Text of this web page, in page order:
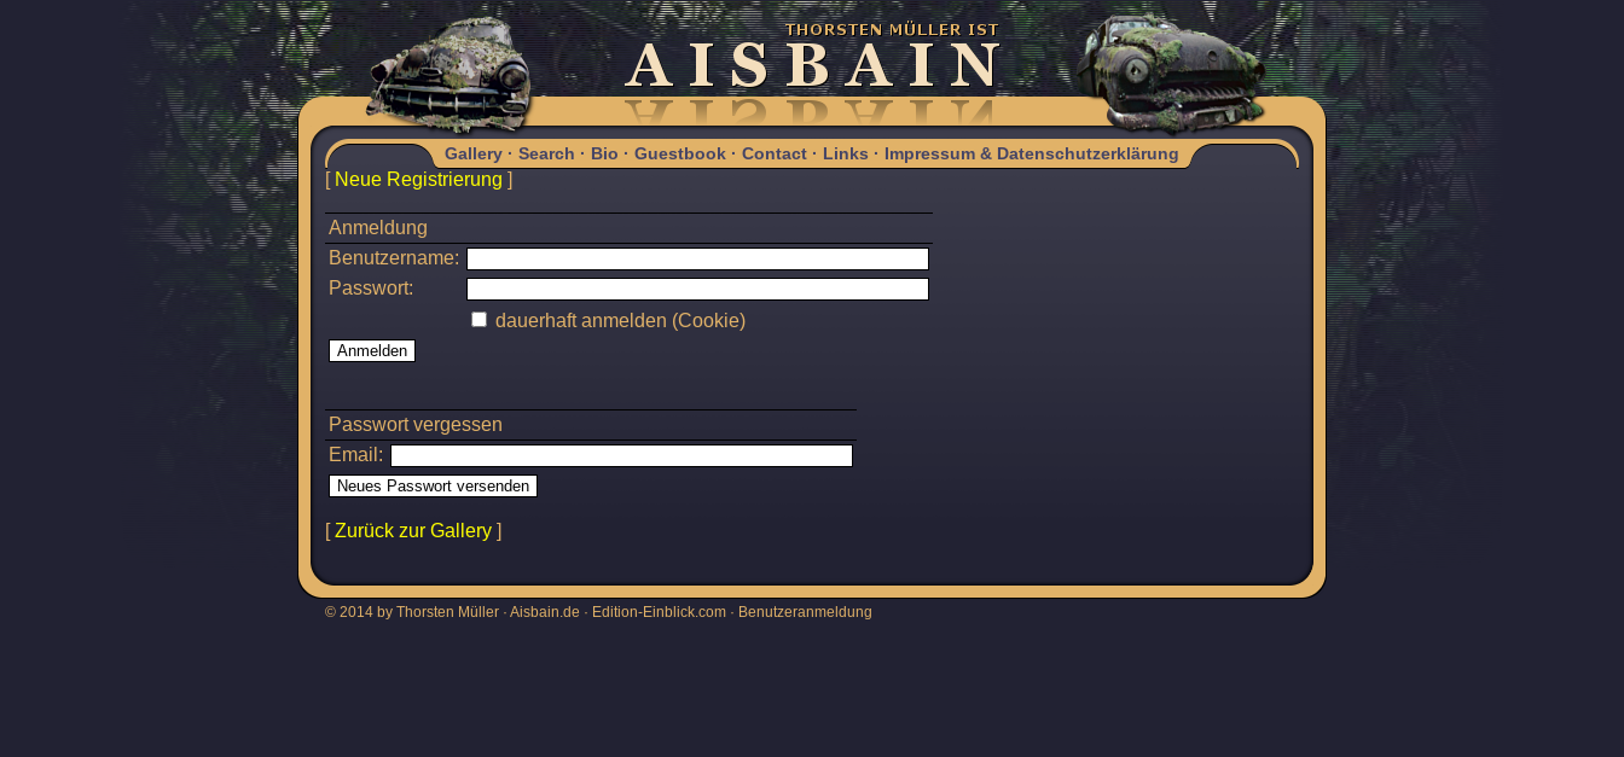
Gallery · Search · Bio · Guestbook · Contact · Links · Impressum & Datenschutzerklärung
[ Neue Registrierung ]
Anmeldung
Benutzername:
Passwort:
dauerhaft anmelden (Cookie)
Passwort vergessen
Email:
[Zurück zur Gallery ]
© 2014 by Thorsten Müller · Aisbain.de · Edition-Einblick.com · Benutzeranmeldung